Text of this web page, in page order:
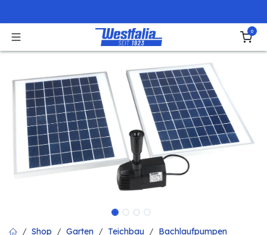
0
Shop Garten Teichbau Bachlaufpumpen